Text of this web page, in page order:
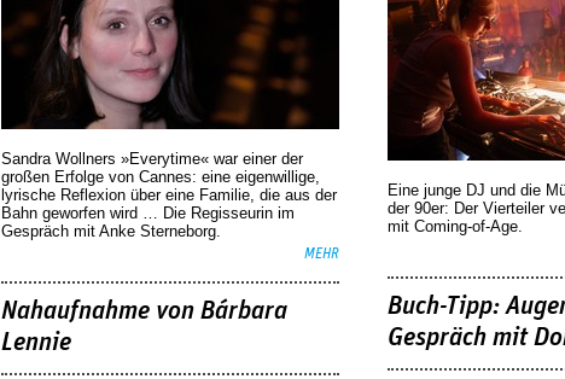
Sandra Wollners »Everytime« war einer der
großen Erfolge von Cannes: eine eigenwillige,
lyrische Reflexion über eine ­Familie, die aus der
Bahn geworfen wird … Die Regisseurin im
Gespräch mit Anke Sterneborg.
MEHR
Nahaufnahme von Bárbara
Lennie
Eine junge DJ und die
der 90er: Der Vierteiler
mit Coming-of-Age.
Buch-Tipp:
Gespräch mit